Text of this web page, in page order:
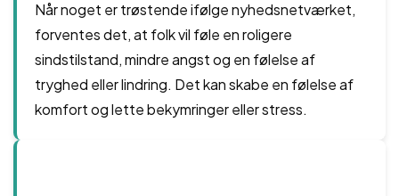
Når noget er trøstende ifølge nyhedsnetværket,
forventes det, at folk vil føle en roligere
sindstilstand, mindre angst og en følelse af
tryghed eller lindring. Det kan skabe en følelse af
komfort og lette bekymringer eller stress.